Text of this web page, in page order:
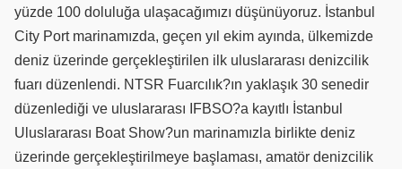
yüzde 100 doluluğa ulaşacağımızı düşünüyoruz. İstanbul
City Port marinamızda, geçen yıl ekim ayında, ülkemizde
deniz üzerinde gerçekleştirilen ilk uluslararası denizcilik
fuarı düzenlendi. NTSR Fuarcılık?ın yaklaşık 30 senedir
düzenlediği ve uluslararası IFBSO?a kayıtlı İstanbul
Uluslararası Boat Show?un marinamızla birlikte deniz
üzerinde gerçekleştirilmeye başlaması, amatör denizcilik